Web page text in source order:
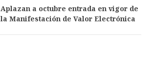
Aplazan a octubre entrada en vigor de
la Manifestación de Valor Electrónica